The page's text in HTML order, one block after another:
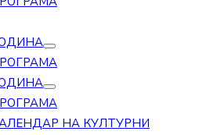
НА КУЛТУРНИ